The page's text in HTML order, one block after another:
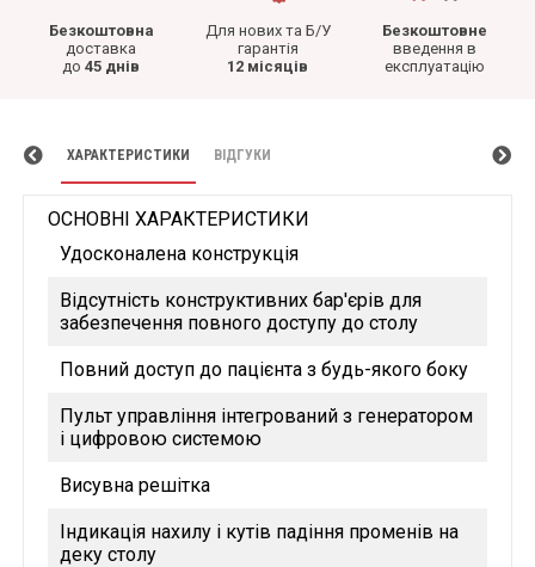
Безкоштовна
доставка
до 45 днів
Для нових та Б/У
гарантія
12 місяців
Безкоштовне
введення в
експлуатацію
ХАРАКТЕРИСТИКИ ВІДГУКИ
ОСНОВНІ ХАРАКТЕРИСТИКИ
Удосконалена конструкція
Відсутність конструктивних бар'єрів для
забезпечення повного доступу до столу
Повний доступ до пацієнта з будь-якого боку
Пульт управління інтегрований з генератором
і цифровою системою
Висувна решітка
Індикація нахилу і кутів падіння променів на
деку столу